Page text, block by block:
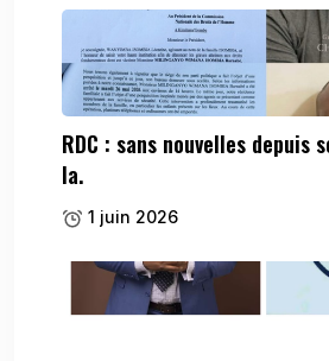
RDC : sans nouvelles depuis
la.
1 juin 2026